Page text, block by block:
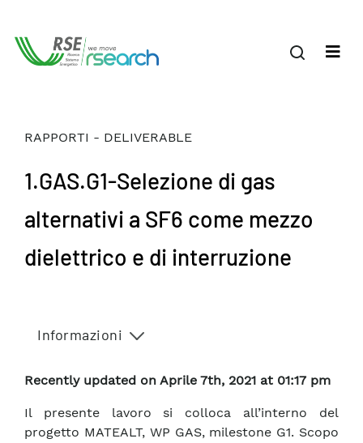
RAPPORTI - DELIVERABLE
1.GAS.G1-Selezione di gas
alternativi a SF6 come mezzo
dielettrico e di interruzione
Informazioni
Recently updated on Aprile 7th, 2021 at 01:17 pm
Il presente lavoro si colloca all’interno del
progetto MATEALT, WP GAS, milestone G1. Scopo